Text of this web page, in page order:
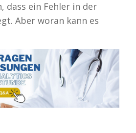
dass ein Fehler in der
Aber woran kann es